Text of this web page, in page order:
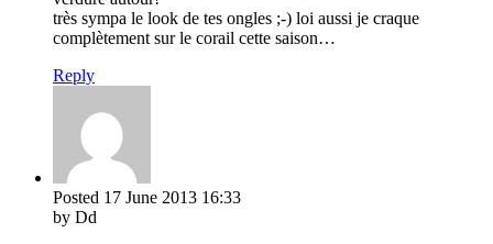
très sympa le look de tes ongles ;-) loi aussi je craque
complètement sur le corail cette saison…
Reply
Posted 17 June 2013 16:33
by Dd